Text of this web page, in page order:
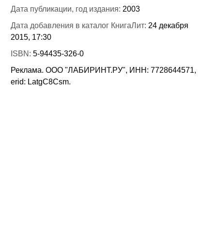
Дата публикации, год издания: 2003
Дата добавления в каталог КнигаЛит: 24 декабря
2015, 17:30
ISBN:5-94435-326-0
Реклама. ООО "ЛАБИРИНТ.РУ", ИНН: 7728644571,
erid: LatgC8Csm.